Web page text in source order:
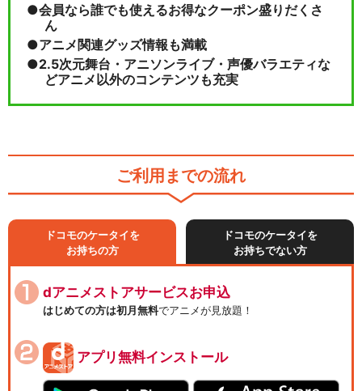
会員なら誰でも使えるお得なクーポン盛りだくさ
ん
アニメ関連グッズ情報も満載
2.5次元舞台・アニソンライブ・声優バラエティな
どアニメ以外のコンテンツも充実
ご利用までの流れ
ドコモのケータイを
お持ちの方
ドコモのケータイを
お持ちでない方
dアニメストアサービスお申込
はじめての方は初月無料でアニメが見放題！
アプリ無料インストール